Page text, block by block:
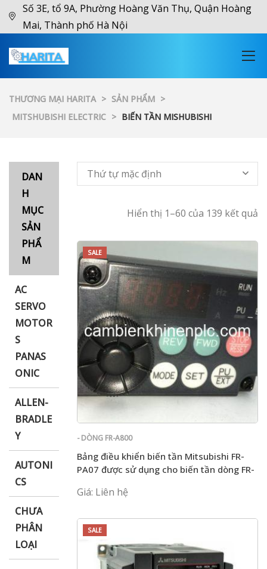
Số 3E, tổ 9A, Phường Hoàng Văn Thụ, Quận Hoàng
Mai, Thành phố Hà Nội
THƯƠNG MẠI HARITA > SẢN PHẨM >
MITSHUBISHI ELECTRIC > BIẾN TẦN MISHUBISHI
DAN
H
MỤC
SẢN
PHẨ
M
AC
SERVO
MOTOR
S
PANAS
ONIC
ALLEN-
BRADLE
Y
AUTONI
CS
CHƯA
PHÂN
LOẠI
Hiển thị 1–60 của 139 kết quả
Thứ tự mặc định
SALE
- DÒNG FR-A800
Bảng điều khiển biến tần Mitsubishi FR-
PA07 được sử dụng cho biến tần dòng FR-
Giá: Liên hệ
SALE
XNK